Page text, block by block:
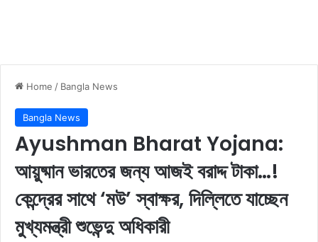
Home / Bangla News
Bangla News
Ayushman Bharat Yojana:
আয়ুষ্মান ভারতের জন্য আজই বরাদ্দ টাকা…!
কেন্দ্রের সাথে ‘মউ’ স্বাক্ষর, দিল্লিতে যাচ্ছেন
মুখ্যমন্ত্রী শুভেন্দু অধিকারী